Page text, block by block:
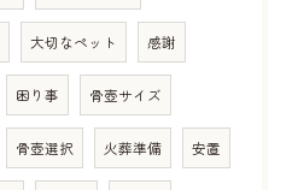
大切なペット 感謝
困り事 骨壺サイズ
骨壺選択 火葬準備 安置